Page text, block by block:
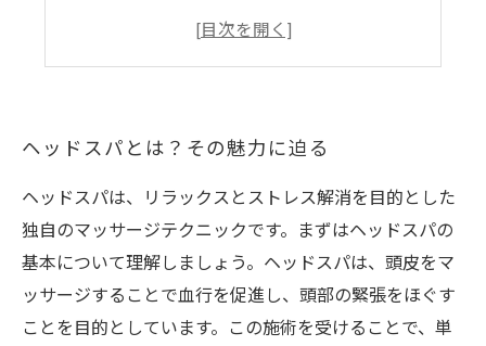
ヘッドスパの持続的な効果と習慣化
ヘッドスパとは？その魅力に迫る
ヘッドスパは、リラックスとストレス解消を目的とした
独自のマッサージテクニックです。まずはヘッドスパの
基本について理解しましょう。ヘッドスパは、頭皮をマ
ッサージすることで血行を促進し、頭部の緊張をほぐす
ことを目的としています。この施術を受けることで、単